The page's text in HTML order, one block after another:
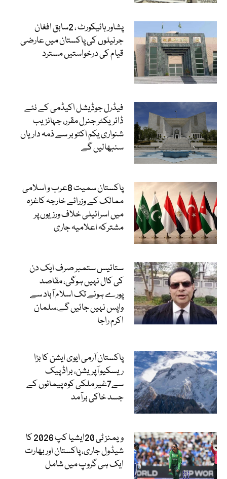
پشاور ہائیکورٹ ، 2سابق افغان
جرنیلوں کی پاکستان میں عارضی
قیام کی درخواستیں مسترد
فیڈرل جوڈیشل اکیڈمی کے نئے
ڈائریکٹر جنرل مقرر، جہانزیب
شنواری یکم اکتوبر سے ذمہ داریاں
سنبھالیں گے
پاکستان سمیت 8عرب و اسلامی
ممالک کے وزرائے خارجہ کاغزہ
میں اسرائیلی خلاف ورزیوں پر
مشترکہ اعلامیہ جاری
ستائیس ستمبر صرف ایک دن
کی کال نہیں ہوگی، مقاصد
پورے ہونے تک اسلام آباد سے
واپس نہیں جائیں گے،سلمان
اکرم راجا
پاکستان آرمی ایوی ایشن کا بڑا
ریسکیو آپریشن، براڈ پیک
سے7غیر ملکی کوہ پیمائوں کے
جسد خاکی برآمد
ویمنز ٹی 20ایشیا کپ 2026 کا
شیڈول جاری، پاکستان اور بھارت
ایک ہی گروپ میں شامل